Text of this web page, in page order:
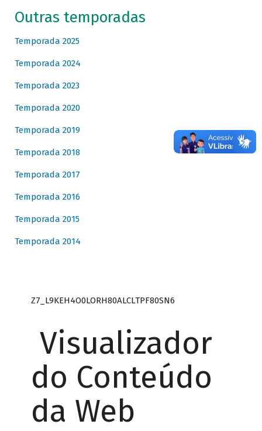
Outras temporadas
Temporada 2025
Temporada 2024
Temporada 2023
Temporada 2020
Temporada 2019
Temporada 2018
Temporada 2017
Temporada 2016
Temporada 2015
Temporada 2014
Z7_L9KEH4O0LORH80ALCLTPF80SN6
Visualizador
do Conteúdo
da Web